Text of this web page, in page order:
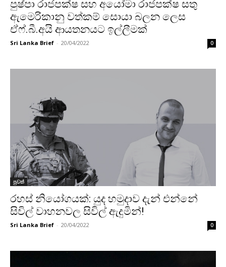
පුෂ්පා රාජපක්ෂ සහ අයෝමා රාජපක්ෂ සතු
ඇමෙරිකානු වත්කම් සොයා බලන ලෙස
ඒෆ්.බී.අයි ආයතනයට ඉල්ලීමක්
Sri Lanka Brief - 20/04/2022 0
පුවත්
රහස් නියෝගයක්: යුද හමුදාව දැන් එන්නේ
සිවිල් වාහනවල සිවිල් ඇදුමින්!
Sri Lanka Brief - 20/04/2022 0